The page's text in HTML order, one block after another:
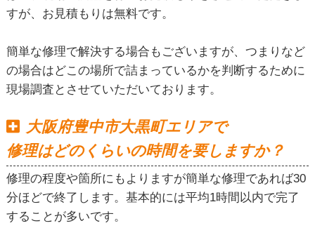
すが、お見積もりは無料です。
簡単な修理で解決する場合もございますが、つまりなど
の場合はどこの場所で詰まっているかを判断するために
現場調査とさせていただいております。
大阪府豊中市大黒町エリアで
修理はどのくらいの時間を要しますか？
修理の程度や箇所にもよりますが簡単な修理であれば30
分ほどで終了します。基本的には平均1時間以内で完了
することが多いです。